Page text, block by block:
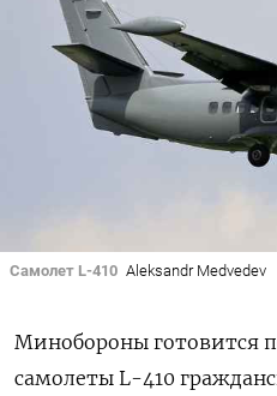
Самолет L-410 Aleksandr Medvedev
Минобороны готовится
самолеты L-410